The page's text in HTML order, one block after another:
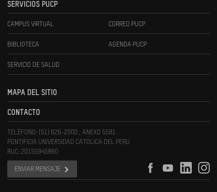
SERVICIOS PUCP
CAMPUS VIRTUAL CORREO PUCP
BIBLIOTECA AGENDA PUCP
SERVICIO DE SALUD
MAPA DEL SITIO
CONTACTO
TELÉFONO: (51) 626-2000 , ANEXO 5581
PONTIFICIA UNIVERSIDAD CATOLICA DEL PERU
RUC: 20155945860
ENVIAR MENSAJE